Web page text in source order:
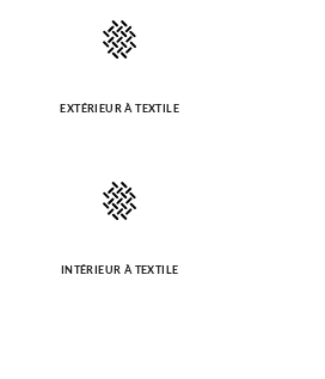
EXTÉRIEUR À TEXTILE
INTÉRIEUR À TEXTILE